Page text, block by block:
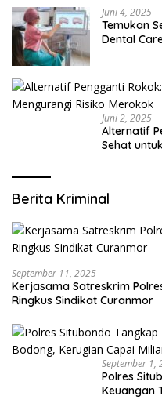
Juni 4, 2025
Temukan
Dental
Juni 2, 2025
Alternatif
Sehat
Berita Kriminal
September 11, 2025
Kerjasama Satreskrim
Ringkus Sindikat Curanmor
September 1,
Polres
Keuangan